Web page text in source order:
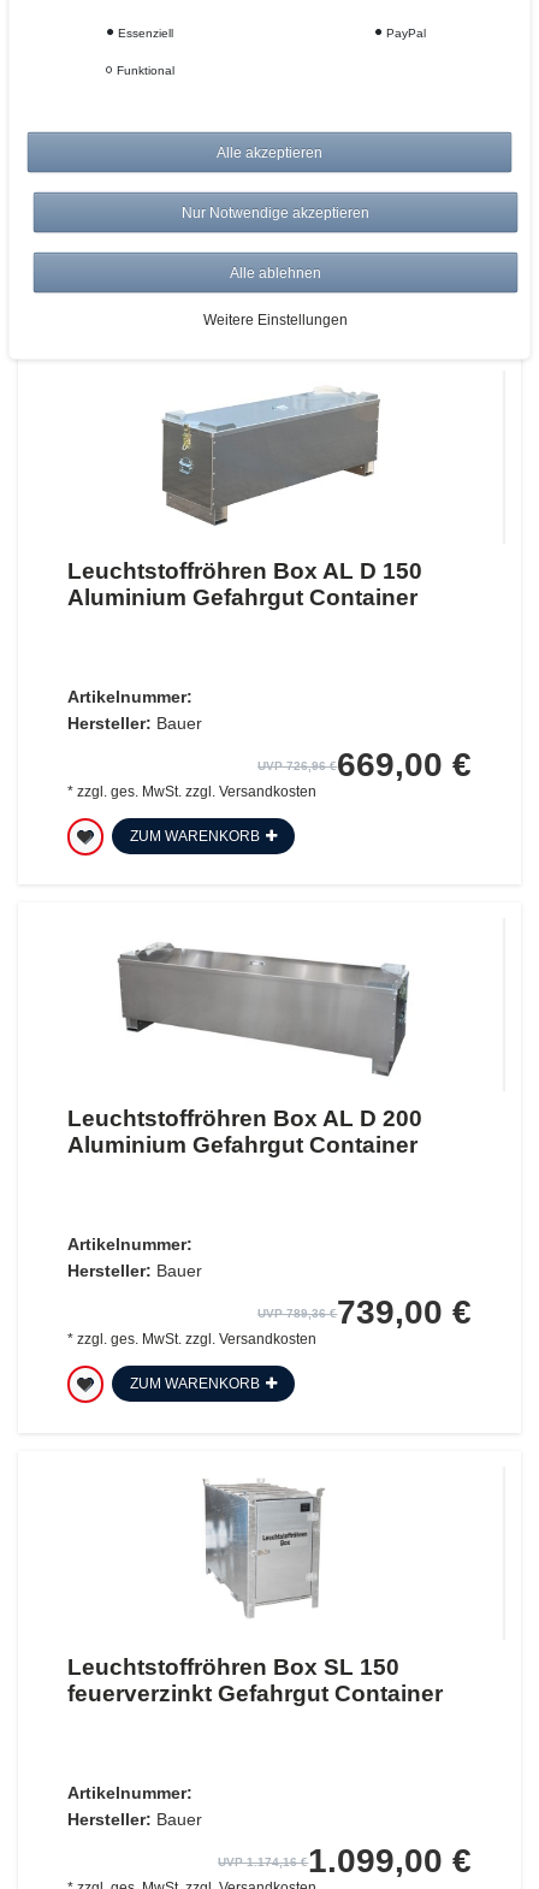
Hersteller: Bauer
UVP 5.084,56 €4.729,00 €
Leuchtstoffröhren Box AL D 150
Aluminium Gefahrgut Container
Artikelnummer:
Hersteller: Bauer
UVP 726,96 €669,00 €
* zzgl. ges. MwSt. zzgl. Versandkosten
ZUM WARENKORB
Leuchtstoffröhren Box AL D 200
Aluminium Gefahrgut Container
Artikelnummer:
Hersteller: Bauer
UVP 789,36 €739,00 €
* zzgl. ges. MwSt.zzgl. Versandkosten
ZUM WARENKORB
Leuchtstoffröhren Box SL 150
feuerverzinkt Gefahrgut Container
Artikelnummer:
Hersteller: Bauer
UVP 1.174,16 €1.099,00 €
Essenziell PayPal
Funktional
Alle akzeptieren
Nur Notwendige akzeptieren
Alle ablehnen
Weitere Einstellungen